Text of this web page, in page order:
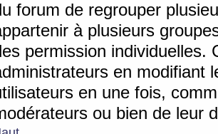
forum de regrouper
à plusieurs
permission individuelles.
en modifiant
en une fois,
ou bien de leur